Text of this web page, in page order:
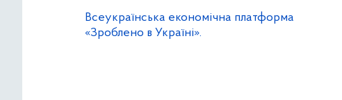
Всеукраїнська економічна платформа
«Зроблено в Україні».